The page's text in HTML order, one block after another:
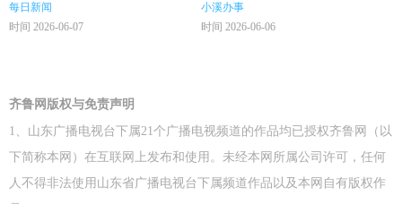
每日新闻
时间 2026-06-07
小溪办事
时间 2026-06-06
齐鲁网版权与免责声明
1、山东广播电视台下属21个广播电视频道的作品均已授权齐鲁网（以
下简称本网）在互联网上发布和使用。未经本网所属公司许可，任何
人不得非法使用山东省广播电视台下属频道作品以及本网自有版权作